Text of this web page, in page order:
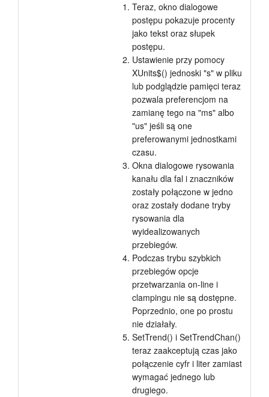
Teraz, okno dialogowe
postępu pokazuje procenty
jako tekst oraz słupek
postępu.
Ustawienie przy pomocy
XUnits$() jednoski "s" w pliku
lub podglądzie pamięci teraz
pozwala preferencjom na
zamianę tego na "ms" albo
"us" jeśli są one
preferowanymi jednostkami
czasu.
Okna dialogowe rysowania
kanału dla fal i znaczników
zostały połączone w jedno
oraz zostały dodane tryby
rysowania dla
wyidealizowanych
przebiegów.
Podczas trybu szybkich
przebiegów opcje
przetwarzania on-line i
clampingu nie są dostępne.
Poprzednio, one po prostu
nie działały.
SetTrend() i SetTrendChan()
teraz zaakceptują czas jako
połączenie cyfr i liter zamiast
wymagać jednego lub
drugiego.